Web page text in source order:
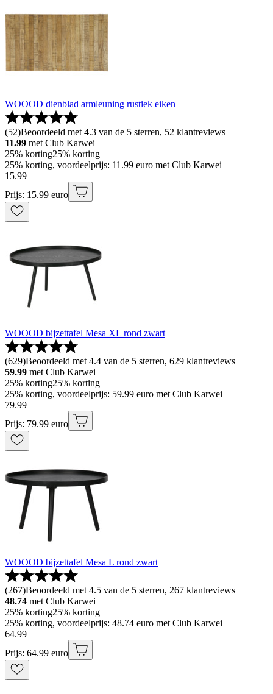
WOOOD dienblad armleuning rustiek eiken
(52)Beoordeeld met 4.3 van de 5 sterren, 52 klantreviews
11.99 met Club Karwei
25% korting25% korting
25% korting, voordeelprijs: 11.99 euro met Club Karwei
15.99
Prijs: 15.99 euro
WOOOD bijzettafel Mesa XL rond zwart
(629)Beoordeeld met 4.4 van de 5 sterren, 629 klantreviews
59.99 met Club Karwei
25% korting25% korting
25% korting, voordeelprijs: 59.99 euro met Club Karwei
79.99
Prijs: 79.99 euro
WOOOD bijzettafel Mesa L rond zwart
(267)Beoordeeld met 4.5 van de 5 sterren, 267 klantreviews
48.74 met Club Karwei
25% korting25% korting
25% korting, voordeelprijs: 48.74 euro met Club Karwei
64.99
Prijs: 64.99 euro